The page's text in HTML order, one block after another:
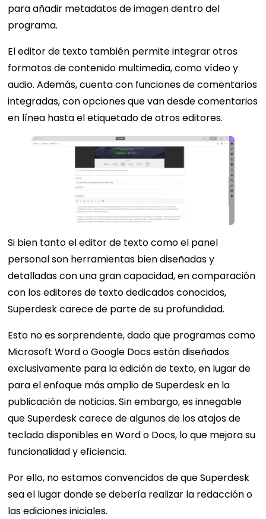
para añadir metadatos de imagen dentro del
programa.
El editor de texto también permite integrar otros
formatos de contenido multimedia, como vídeo y
audio. Además, cuenta con funciones de comentarios
integradas, con opciones que van desde comentarios
en línea hasta el etiquetado de otros editores.
Si bien tanto el editor de texto como el panel
personal son herramientas bien diseñadas y
detalladas con una gran capacidad, en comparación
con los editores de texto dedicados conocidos,
Superdesk carece de parte de su profundidad.
Esto no es sorprendente, dado que programas como
Microsoft Word o Google Docs están diseñados
exclusivamente para la edición de texto, en lugar de
para el enfoque más amplio de Superdesk en la
publicación de noticias. Sin embargo, es innegable
que Superdesk carece de algunos de los atajos de
teclado disponibles en Word o Docs, lo que mejora su
funcionalidad y eficiencia.
Por ello, no estamos convencidos de que Superdesk
sea el lugar donde se debería realizar la redacción o
las ediciones iniciales.